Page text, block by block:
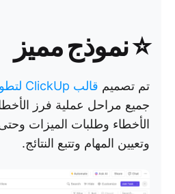
⭐️ نموذج مميز
تم تصميم قالب ClickUp لتطوير البرمجيات
جميع مراحل عملية فرز
الأخطاء وطلبات الميزات وحتى
وتعيين المهام وتتبع النتائج.